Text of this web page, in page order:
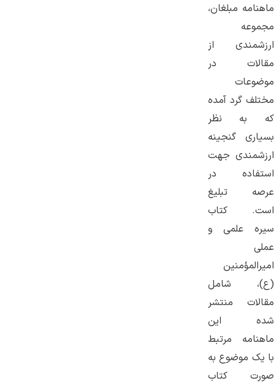
ماهنامه مبلغان،
مجموعه
ارزشمندی از
مقالات در
موضوعات
مختلف گرد آمده
که به نظر
بسیاری گنجینه
ارزشمندی جهت
استفاده در
عرصه تبلیغ
است. کتاب
سیره علمی و
عملی
امیرالمؤمنین
(ع)، شامل
مقالات منتشر
شده این
ماهنامه مرتبط
با یک موضوع به
صورت کتاب